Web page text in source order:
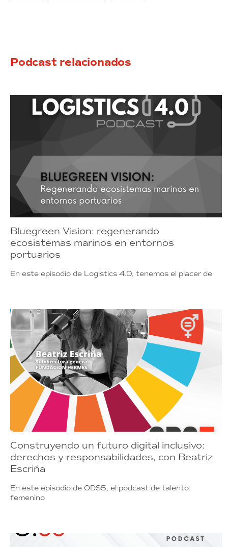
Podcast relacionados
Bluegreen Vision: regenerando
ecosistemas marinos en entornos
portuarios
En este episodio de Logistics 4.0, tenemos el placer de
Construyendo un futuro digital inclusivo:
derechos y responsabilidades, con Beatriz
Escriña
En este episodio de ODS5, el pódcast de talento
femenino